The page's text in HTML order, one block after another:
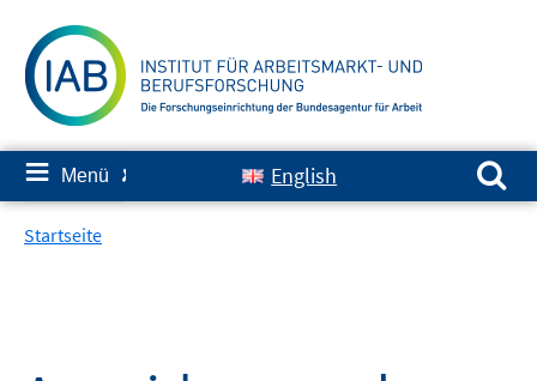
zum
Inhalt
≡ Menü ✘ English
Suchen nach:
Startseite